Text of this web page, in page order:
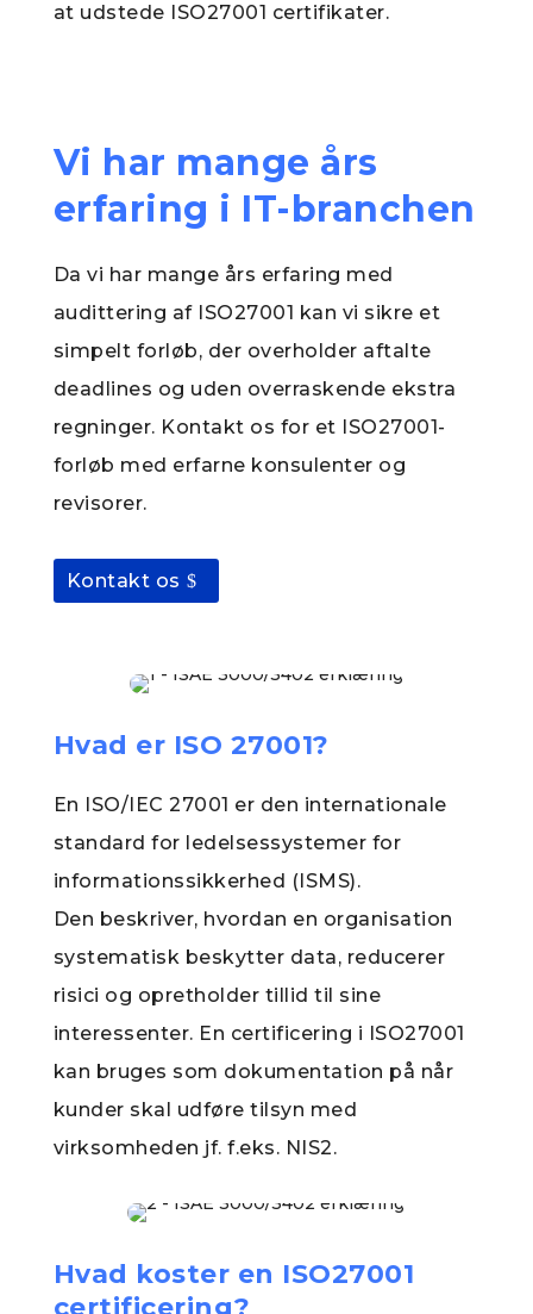
at udstede ISO27001 certifikater.
Vi har mange års
erfaring i IT-branchen
Da vi har mange års erfaring med
audittering af ISO27001 kan vi sikre et
simpelt forløb, der overholder aftalte
deadlines og uden overraskende ekstra
regninger. Kontakt os for et ISO27001-
forløb med erfarne konsulenter og
revisorer.
Kontakt os
Hvad er ISO 27001?
En ISO/IEC 27001 er den internationale
standard for ledelsessystemer for
informationssikkerhed (ISMS).
Den beskriver, hvordan en organisation
systematisk beskytter data, reducerer
risici og opretholder tillid til sine
interessenter. En certificering i ISO27001
kan bruges som dokumentation på når
kunder skal udføre tilsyn med
virksomheden jf. f.eks. NIS2.
Hvad koster en ISO27001
certificering?